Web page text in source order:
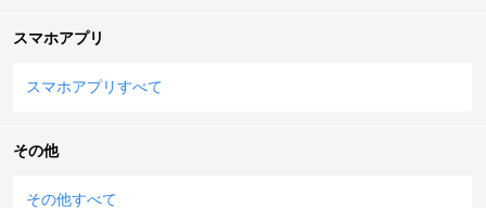
スマホアプリ
スマホアプリすべて
その他
その他すべて